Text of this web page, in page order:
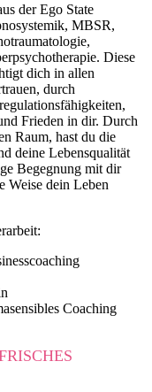
der Ego State
MBSR,
Diese
dich in allen
durch
Frieden in dir. Durch
Raum, hast du die
deine Lebensqualität
Begegnung mit dir
Weise dein Leben
Coaching